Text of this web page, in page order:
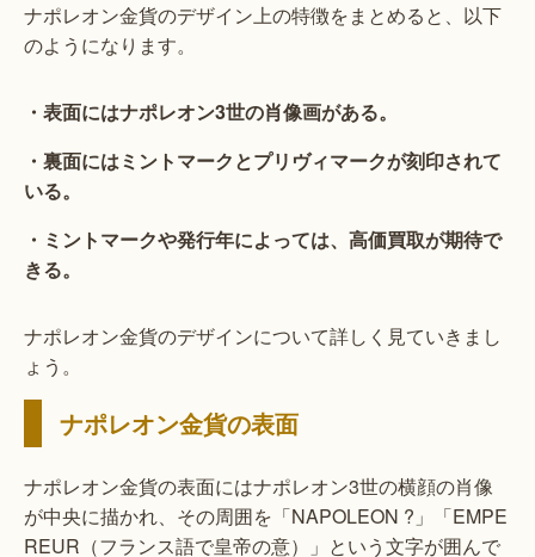
ナポレオン金貨のデザイン上の特徴をまとめると、以下
のようになります。
・表面にはナポレオン3世の肖像画がある。
・裏面にはミントマークとプリヴィマークが刻印されて
いる。
・ミントマークや発行年によっては、高価買取が期待で
きる。
ナポレオン金貨のデザインについて詳しく見ていきまし
ょう。
ナポレオン金貨の表面
ナポレオン金貨の表面にはナポレオン3世の横顔の肖像
が中央に描かれ、その周囲を「NAPOLEON ?」「EMPE
REUR（フランス語で皇帝の意）」という文字が囲んで